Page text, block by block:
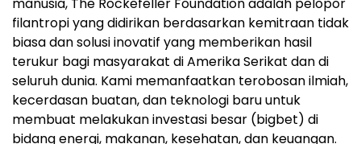
manusia, The Rockefeller Foundation adalah pelopor
filantropi yang didirikan berdasarkan kemitraan tidak
biasa dan solusi inovatif yang memberikan hasil
terukur bagi masyarakat di Amerika Serikat dan di
seluruh dunia. Kami memanfaatkan terobosan ilmiah,
kecerdasan buatan, dan teknologi baru untuk
membuat melakukan investasi besar (bigbet) di
bidang energi, makanan, kesehatan, dan keuangan.